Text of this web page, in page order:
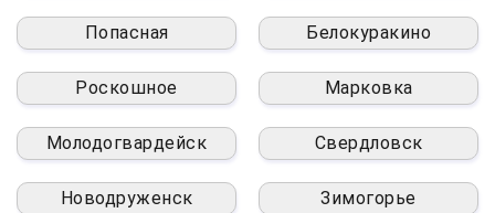
Попасная Белокуракино
Роскошное Марковка
Молодогвардейск Свердловск
Новодруженск Зимогорье